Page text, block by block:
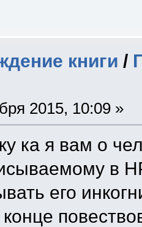
книги /
2015, 10:09 »
ка я вам о
в
его